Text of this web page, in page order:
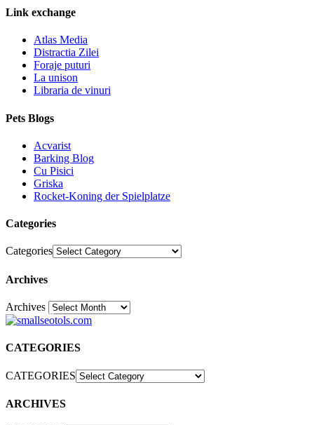
Link exchange
Atlas Media
Distractia Zilei
Foraje puturi
La unison
Libraria de vinuri
Pets Blogs
Acvarist
Barking Blog
Cu Pisici
Griska
Rocket-Koning der Spielplatze
Categories
Categories
Archives
Archives30
CATEGORIES
CATEGORIES
ARCHIVES